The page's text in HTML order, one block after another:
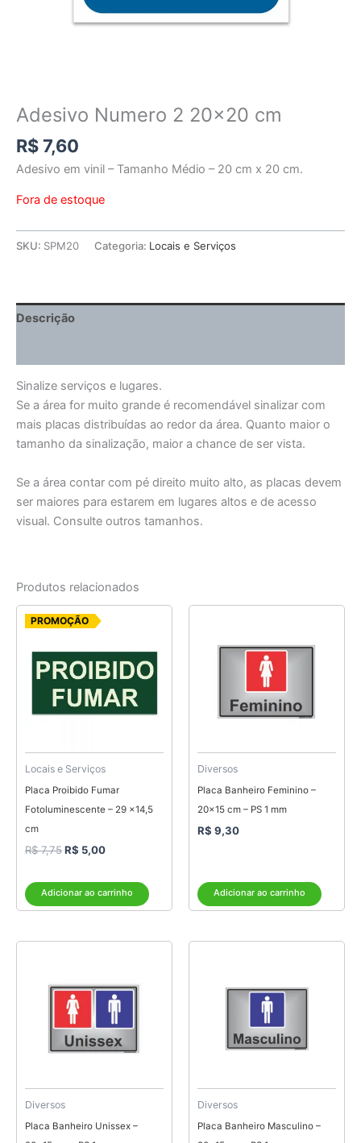
Adesivo Numero 2 20×20 cm
R$7,60
Adesivo em vinil – Tamanho Médio – 20 cm x 20 cm.
Fora de estoque
SKU: SPM20 Categoria: Locais e Serviços
Descrição
Sinalize serviços e lugares.
Se a área for muito grande é recomendável sinalizar com
mais placas distribuídas ao redor da área. Quanto maior o
tamanho da sinalização, maior a chance de ser vista.
Se a área contar com pé direito muito alto, as placas devem
ser maiores para estarem em lugares altos e de acesso
visual. Consulte outros tamanhos.
Produtos relacionados
PROMOÇÃO
Locais e Serviços
Placa Proibido Fumar
Fotoluminescente – 29 x14,5
cm
R$7,75
O
preço
era:
R$ 7,75.
R$ 5,00
é:
R$ 5,00.
Adicionar ao carrinho
Diversos
Placa Banheiro Feminino –
20×15 cm – PS 1 mm
R$ 9,30
Adicionar ao carrinho
Diversos
Placa Banheiro Unissex –
Diversos
Placa Banheiro Masculino –